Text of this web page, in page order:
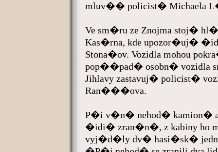
mluv�� policist� Michaela
Ve sm�ru ze Znojma stoj�
Kas�rna, kde upozor�uj�
Stona�ov. Vozidla mohou
pop��pad� osobn� vozidla
Jihlavy zastavuj� policist�
Ran���ova.
P�i v�n� nehod� kamion�
�idi� zran�n�, z kabiny ho
vyj�d�ly dv� hasi�sk�